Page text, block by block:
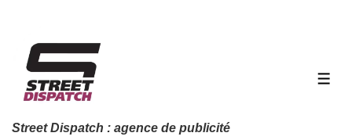
contenu
principal
Street Dispatch : agence de publicité